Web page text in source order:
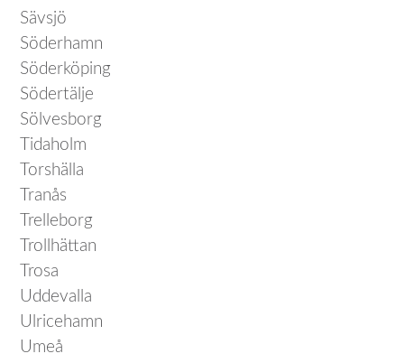
Sävsjö
Söderhamn
Söderköping
Södertälje
Sölvesborg
Tidaholm
Torshälla
Tranås
Trelleborg
Trollhättan
Trosa
Uddevalla
Ulricehamn
Umeå